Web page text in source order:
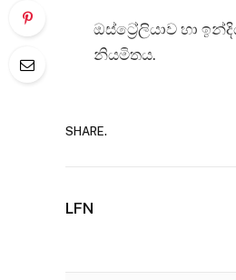
ඔස්ට්‍රේලියාව හා
නියමිතය.
SHARE.
LFN